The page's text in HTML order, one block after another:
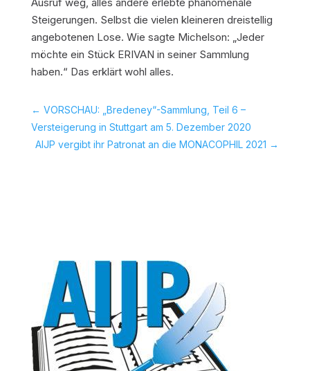
Steigerungen. Selbst die vielen kleineren dreistellig
angebotenen Lose. Wie sagte Michelson: „Jeder
möchte ein Stück ERIVAN in seiner Sammlung
haben.“ Das erklärt wohl alles.
← VORSCHAU: „Bredeney“-Sammlung, Teil 6 –
Versteigerung in Stuttgart am 5. Dezember 2020
AIJP vergibt ihr Patronat an die MONACOPHIL 2021 →